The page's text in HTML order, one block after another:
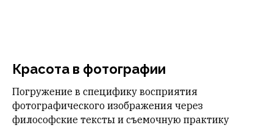
Красота в фотографии
Погружение в специфику восприятия
фотографического изображения через
философские тексты и съемочную практику